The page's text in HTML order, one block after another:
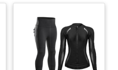
zones les plus sensibles
aux blessures ont été
renforcées par une
couche supplémentaire
de cuir. La technologie
de protection DuoLayer
augmente la résistance à